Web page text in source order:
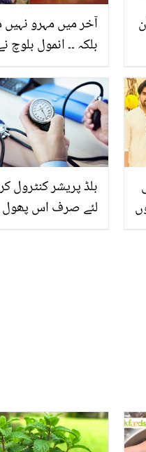
آخر میں مہرو
بلکہ ۔۔ انمول بلوچ
کر مداحوں کو
بلڈ پریشر کنٹرول
لئے صرف